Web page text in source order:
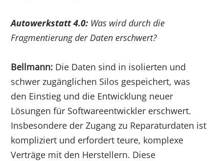
Autowerkstatt 4.0: Was wird durch die
Fragmentierung der Daten erschwert?
Bellmann: Die Daten sind in isolierten und
schwer zugänglichen Silos gespeichert, was
den Einstieg und die Entwicklung neuer
Lösungen für Softwareentwickler erschwert.
Insbesondere der Zugang zu Reparaturdaten ist
kompliziert und erfordert teure, komplexe
Verträge mit den Herstellern. Diese